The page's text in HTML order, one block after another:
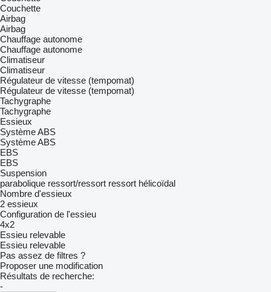
Couchette
Airbag
Airbag
Chauffage autonome
Chauffage autonome
Climatiseur
Climatiseur
Régulateur de vitesse (tempomat)
Régulateur de vitesse (tempomat)
Tachygraphe
Tachygraphe
Essieux
Système ABS
Système ABS
EBS
EBS
Suspension
parabolique ressort/ressort ressort hélicoïdal
Nombre d'essieux
2 essieux
Configuration de l'essieu
4x2
Essieu relevable
Essieu relevable
Pas assez de filtres ?
Proposer une modification
Résultats de recherche:
-